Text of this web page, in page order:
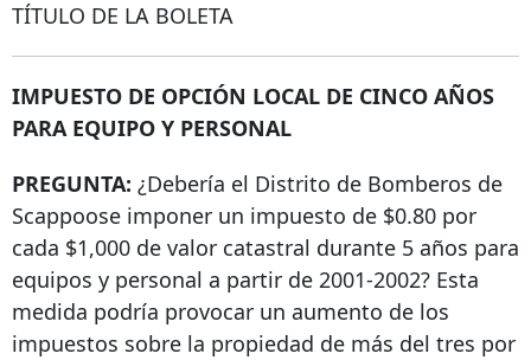
TÍTULO DE LA BOLETA
IMPUESTO DE OPCIÓN LOCAL DE CINCO AÑOS
PARA EQUIPO Y PERSONAL
PREGUNTA: ¿Debería el Distrito de Bomberos de
Scappoose imponer un impuesto de $0.80 por
cada $1,000 de valor catastral durante 5 años para
equipos y personal a partir de 2001-2002? Esta
medida podría provocar un aumento de los
impuestos sobre la propiedad de más del tres por